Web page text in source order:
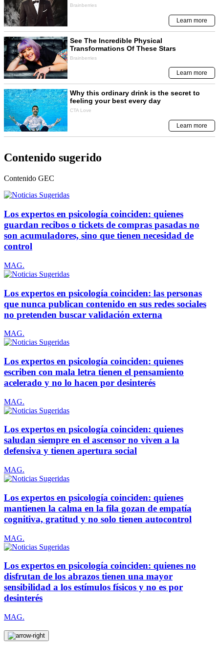
Contenido sugerido
Contenido GEC
Los expertos en psicología coinciden: quienes
guardan recibos o tickets de compras pasadas no
son acumuladores, sino que tienen necesidad de
control
MAG.
Los expertos en psicología coinciden: las personas
que nunca publican contenido en sus redes sociales
no pretenden buscar validación externa
MAG.
Los expertos en psicología coinciden: quienes
escriben con mala letra tienen el pensamiento
acelerado y no lo hacen por desinterés
MAG.
Los expertos en psicología coinciden: quienes
saludan siempre en el ascensor no viven a la
defensiva y tienen apertura social
MAG.
Los expertos en psicología coinciden: quienes
mantienen la calma en la fila gozan de empatía
cognitiva, gratitud y no solo tienen autocontrol
MAG.
Los expertos en psicología coinciden: quienes no
disfrutan de los abrazos tienen una mayor
sensibilidad a los estímulos físicos y no es por
desinterés
MAG.